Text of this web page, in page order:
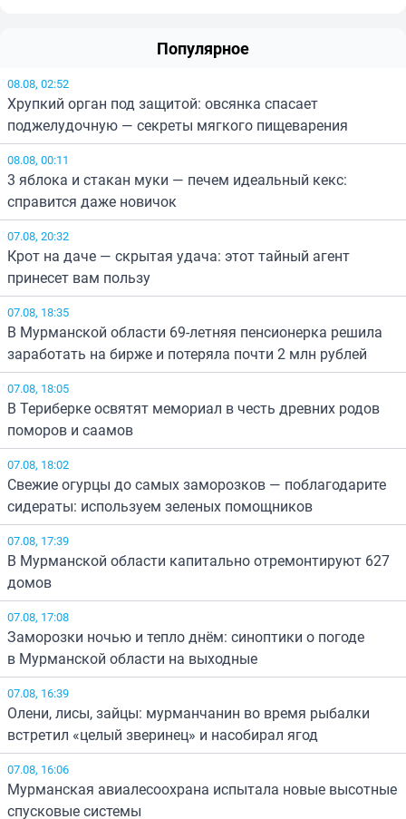
Популярное
08.08, 02:52
Хрупкий орган под защитой: овсянка спасает
поджелудочную — секреты мягкого пищеварения
08.08, 00:11
3 яблока и стакан муки — печем идеальный кекс:
справится даже новичок
07.08, 20:32
Крот на даче — скрытая удача: этот тайный агент
принесет вам пользу
07.08, 18:35
В Мурманской области 69-летняя пенсионерка решила
заработать на бирже и потеряла почти 2 млн рублей
07.08, 18:05
В Териберке освятят мемориал в честь древних родов
поморов и саамов
07.08, 18:02
Свежие огурцы до самых заморозков — поблагодарите
сидераты: используем зеленых помощников
07.08, 17:39
В Мурманской области капитально отремонтируют 627
домов
07.08, 17:08
Заморозки ночью и тепло днём: синоптики о погоде
в Мурманской области на выходные
07.08, 16:39
Олени, лисы, зайцы: мурманчанин во время рыбалки
встретил «целый зверинец» и насобирал ягод
07.08, 16:06
Мурманская авиалесоохрана испытала новые высотные
спусковые системы